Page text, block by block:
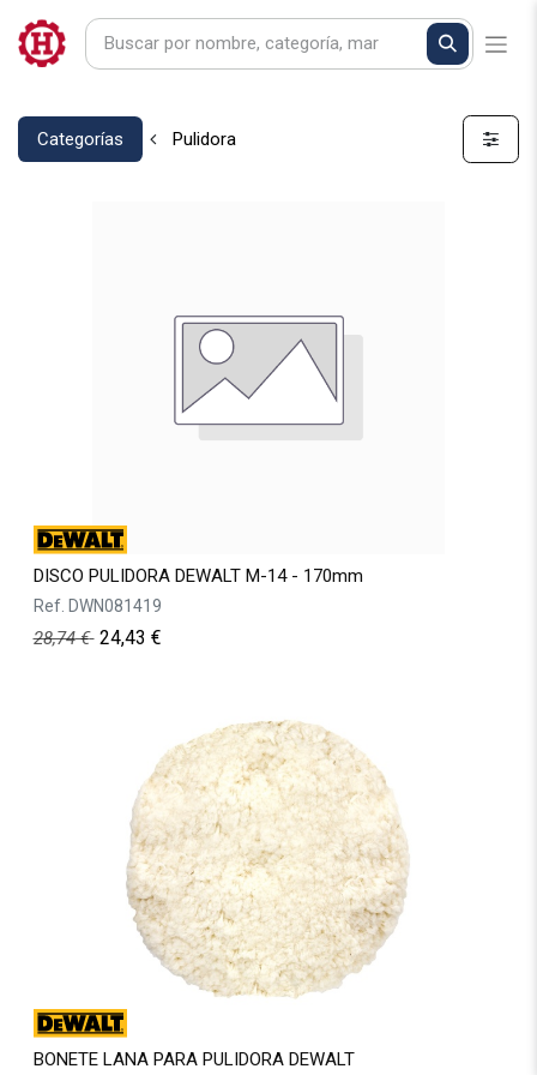
Categorías Pulidora
DISCO PULIDORA DEWALT M-14 - 170mm
Ref. DWN081419
28,74€ 24,43 €
BONETE LANA PARA PULIDORA DEWALT